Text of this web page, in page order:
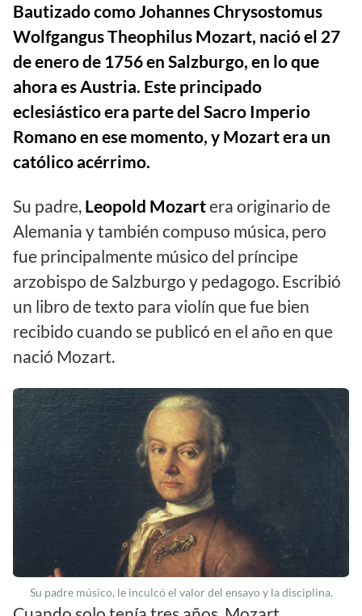
Bautizado como Johannes Chrysostomus
Wolfgangus Theophilus Mozart, nació el 27
de enero de 1756 en Salzburgo, en lo que
ahora es Austria. Este principado
eclesiástico era parte del Sacro Imperio
Romano en ese momento, y Mozart era un
católico acérrimo.
Su padre, Leopold Mozartera originario de
Alemania y también compuso música, pero
fue principalmente músico del príncipe
arzobispo de Salzburgo y pedagogo. Escribió
un libro de texto para violín que fue bien
recibido cuando se publicó en el año en que
nació Mozart.
Su padre músico, le inculcó el valor del ensayo y la disciplina.